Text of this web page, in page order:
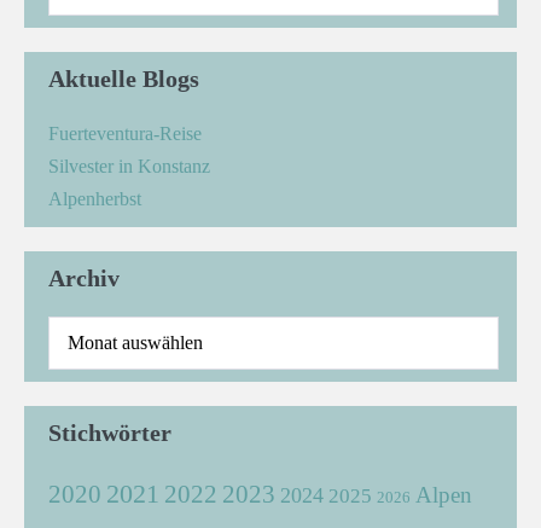
Aktuelle Blogs
Fuerteventura-Reise
Silvester in Konstanz
Alpenherbst
Archiv
Stichwörter
2020 2021 2022 2023 2024 2025 2026 Alpen